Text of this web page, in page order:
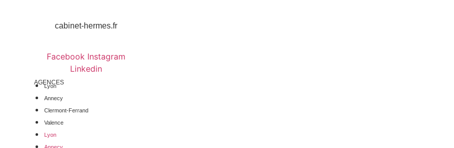
cabinet-hermes.fr
Facebook Instagram
Linkedin
AGENCES
Lyon
Annecy
Clermont-Ferrand
Valence
Lyon